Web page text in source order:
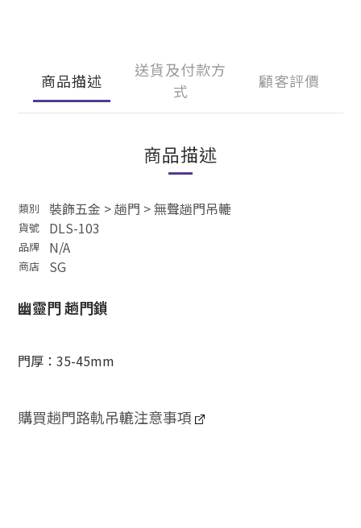
商品描述
送貨及付款方
式
顧客評價
商品描述
類別 裝飾五金 >趟門 >無聲趟門吊轆
貨號 DLS-103
品牌 N/A
商店 SG
幽靈門 趟門鎖
門厚：35-45mm
購買趟門路軌吊轆注意事項